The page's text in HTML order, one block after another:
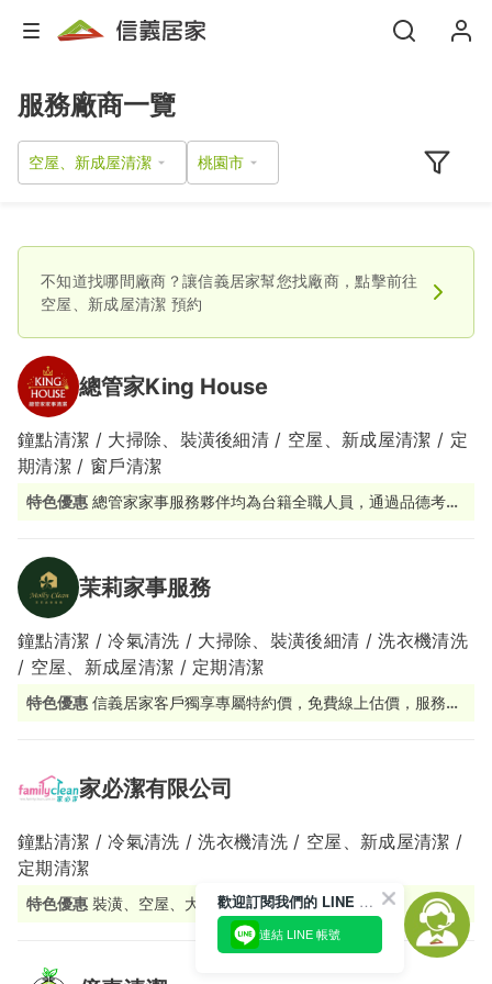
服務廠商一覽
空屋、新成屋清潔
不知道找哪間廠商？讓信義居家幫您找廠商，點擊前往
空屋、新成屋清潔 預約
總管家King House
鐘點清潔 / 大掃除、裝潢後細清 / 空屋、新成屋清潔 / 定
期清潔 / 窗戶清潔
特色優惠 總管家家事服務夥伴均為台籍全職人員，通過品德考核
茉莉家事服務
鐘點清潔 / 冷氣清洗 / 大掃除、裝潢後細清 / 洗衣機清洗
/ 空屋、新成屋清潔 / 定期清潔
特色優惠 信義居家客戶獨享專屬特約價，免費線上估價，服務價
家必潔有限公司
鐘點清潔 / 冷氣清洗 / 洗衣機清洗 / 空屋、新成屋清潔 /
定期清潔
特色優惠 裝潢、空屋、大掃除估價免費 歡迎訂閱我們的 LINE 官方帳號
連結 LINE 帳號